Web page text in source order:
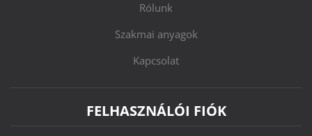
Rólunk
Szakmai anyagok
Kapcsolat
FELHASZNÁLÓI FIÓK